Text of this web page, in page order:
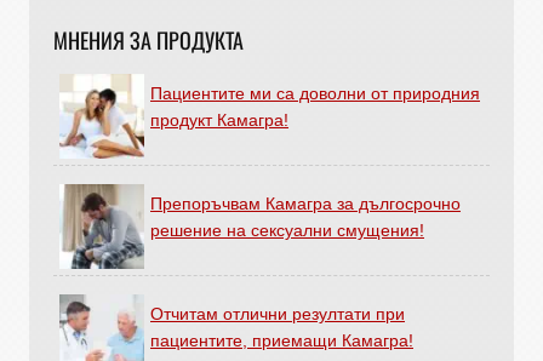
МНЕНИЯ ЗА ПРОДУКТА
Пациентите ми са доволни от природния
продукт Камагра!
Препоръчвам Камагра за дългосрочно
решение на сексуални смущения!
Отчитам отлични резултати при
пациентите, приемащи Камагра!